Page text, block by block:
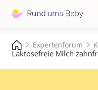
Expertenforum
Laktosefreie Milch